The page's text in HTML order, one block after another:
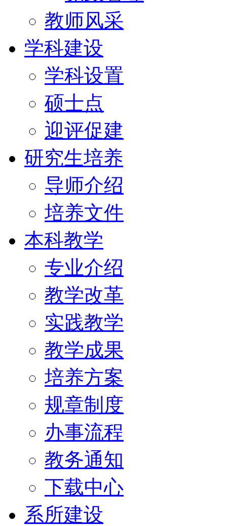
教师风采
学科建设
学科设置
硕士点
迎评促建
研究生培养
导师介绍
培养文件
本科教学
专业介绍
教学改革
实践教学
教学成果
培养方案
规章制度
办事流程
教务通知
下载中心
系所建设